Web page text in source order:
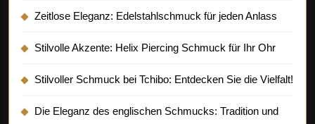
Zeitlose Eleganz: Edelstahlschmuck für jeden Anlass
Stilvolle Akzente: Helix Piercing Schmuck für Ihr Ohr
Stilvoller Schmuck bei Tchibo: Entdecken Sie die Vielfalt!
Die Eleganz des englischen Schmucks: Tradition und